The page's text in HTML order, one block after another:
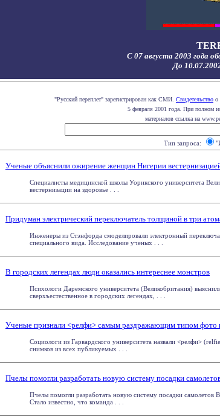
С 07 августа 2003 года
До
"Русский переплет" зарегистрирован как СМИ. Свидетельство о
5 февраля 2001 года. При полном
материалов ссылка на
Тип запроса:
Ученые объяснили ожирение женщин Нигерии
Специалисты медицинской школы Уорикского университета
вестернизации на здоровье . . .
Придуман электрический переключатель толщиной в три
Инженеры из Стэнфорда смоделировали электронный
специального вида. Исследование ученых . . .
В городских легендах люди оказались интереснее монстров
Психологи Даремского университета (Великобритания)
сверхъестественное в городских легендах, . . .
Ученые признали <релфи> самым раздражающим типом фото
Социологи из Гарвардского университета назвали <релфи>
снимков из всех публикуемых . . .
Пчелы помогли разработать новую систему посадки
Пчелы помогли разработать новую систему посадки
Стало известно, что команда . . .